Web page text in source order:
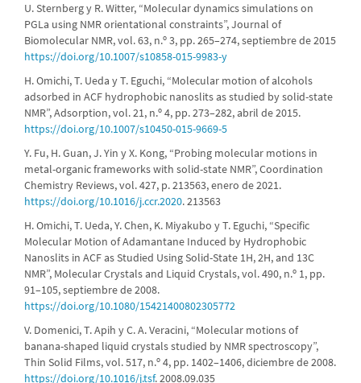
U. Sternberg y R. Witter, “Molecular dynamics simulations on
PGLa using NMR orientational constraints”, Journal of
Biomolecular NMR, vol. 63, n.º 3, pp. 265–274, septiembre de 2015
https://doi.org/10.1007/s10858-015-9983-y
H. Omichi, T. Ueda y T. Eguchi, “Molecular motion of alcohols
adsorbed in ACF hydrophobic nanoslits as studied by solid-state
NMR”, Adsorption, vol. 21, n.º 4, pp. 273–282, abril de 2015.
https://doi.org/10.1007/s10450-015-9669-5
Y. Fu, H. Guan, J. Yin y X. Kong, “Probing molecular motions in
metal-organic frameworks with solid-state NMR”, Coordination
Chemistry Reviews, vol. 427, p. 213563, enero de 2021.
https://doi.org/10.1016/j.ccr.2020. 213563
H. Omichi, T. Ueda, Y. Chen, K. Miyakubo y T. Eguchi, “Specific
Molecular Motion of Adamantane Induced by Hydrophobic
Nanoslits in ACF as Studied Using Solid-State 1H, 2H, and 13C
NMR”, Molecular Crystals and Liquid Crystals, vol. 490, n.º 1, pp.
91–105, septiembre de 2008.
https://doi.org/10.1080/15421400802305772
V. Domenici, T. Apih y C. A. Veracini, “Molecular motions of
banana-shaped liquid crystals studied by NMR spectroscopy”,
Thin Solid Films, vol. 517, n.º 4, pp. 1402–1406, diciembre de 2008.
https://doi.org/10.1016/j.tsf. 2008.09.035